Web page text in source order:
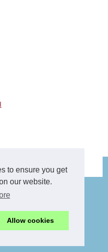
to ensure you get
our website.
Allow cookies
du site|Cookies Policy